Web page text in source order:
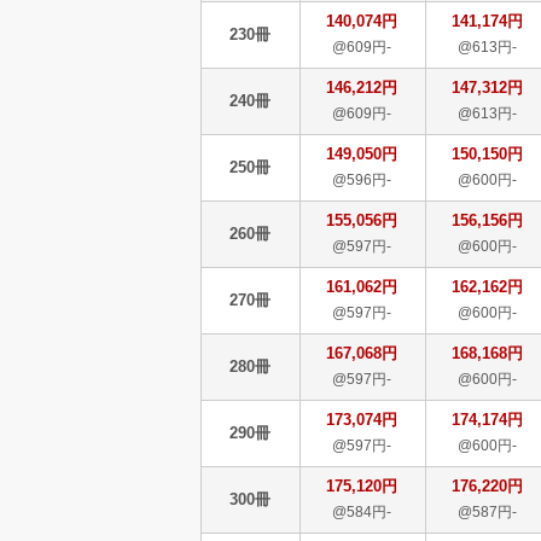
230冊
140,074円
@609円-
141,174円
@613円-
240冊
146,212円
@609円-
147,312円
@613円-
250冊
149,050円
@596円-
150,150円
@600円-
260冊
155,056円
@597円-
156,156円
@600円-
270冊
161,062円
@597円-
162,162円
@600円-
280冊
167,068円
@597円-
168,168円
@600円-
290冊
173,074円
@597円-
174,174円
@600円-
300冊
175,120円
@584円-
176,220円
@587円-